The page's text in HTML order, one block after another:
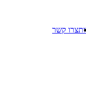
צרו קשר